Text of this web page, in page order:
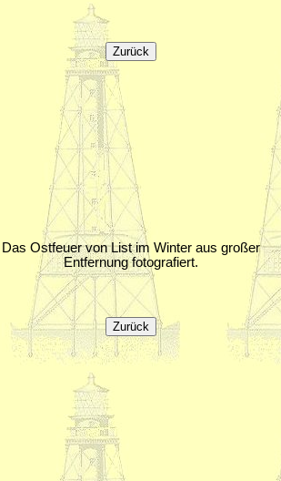
Das Ostfeuer von List im Winter aus großer
Entfernung fotografiert.